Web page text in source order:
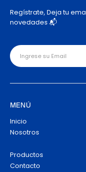
Regístrate, Deja tu
novedades 📬
MENÚ
Inicio
Nosotros
Productos
Contacto